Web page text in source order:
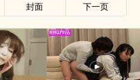
封面 下一页